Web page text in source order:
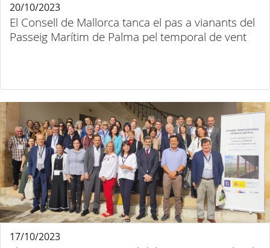
El Consell de Mallorca tanca el pas a vianants del
Passeig Marítim de Palma pel temporal de vent
20/10/2023
17/10/2023